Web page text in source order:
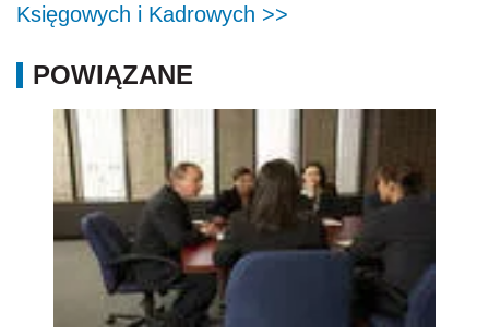
Księgowych i Kadrowych >>
POWIĄZANE